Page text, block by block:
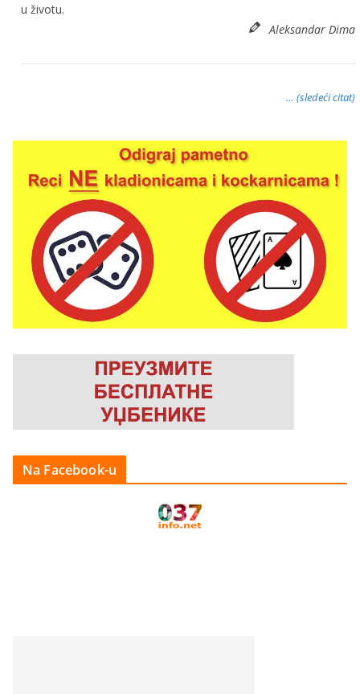
u životu.
Aleksandar Dima
… (sledeći citat)
Na Facebook-u